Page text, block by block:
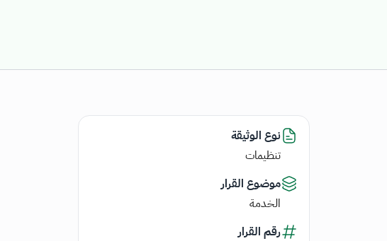
نوع الوثيقة
تنظيمات
موضوع القرار
الخدمة
رقم القرار